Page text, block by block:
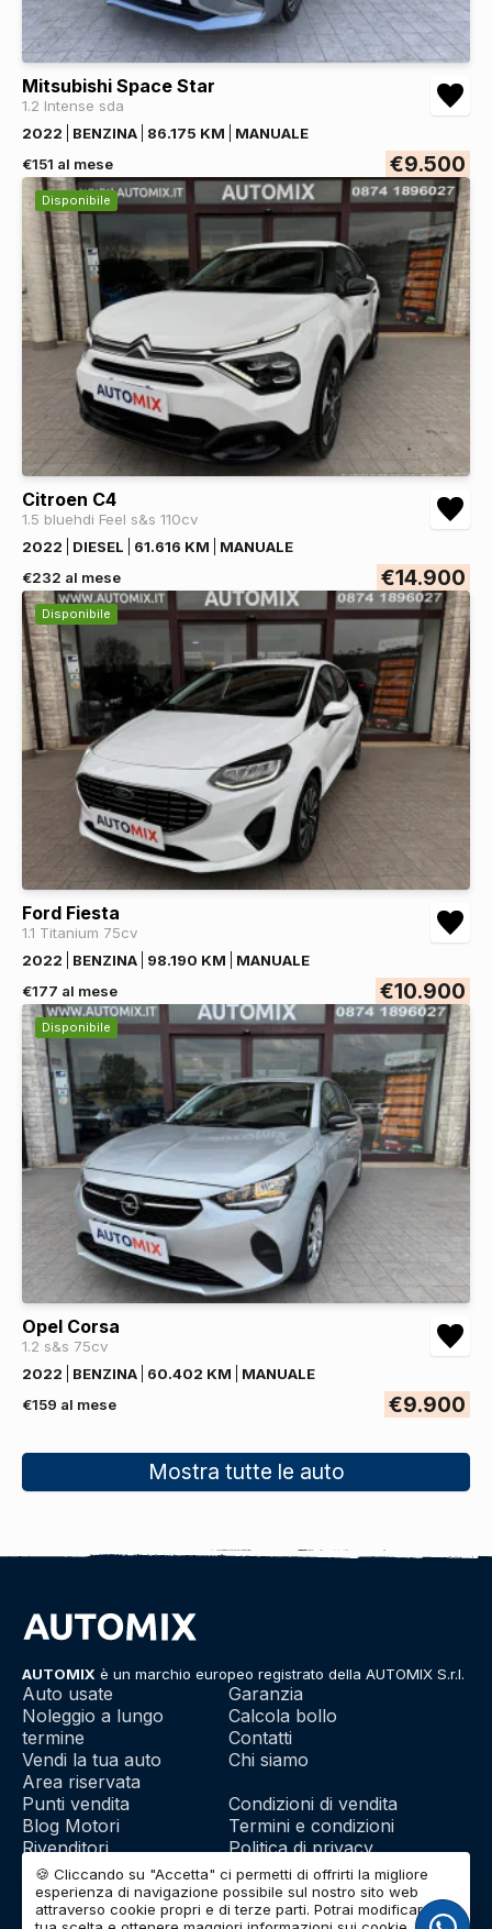
Mitsubishi Space Star
1.2 Intense sda
2022
BENZINA 86.175 KM
MANUALE
€151 al mese
€9.500
Disponibile
Citroen C4
1.5 bluehdi Feel s&s 110cv
2022
DIESEL 61.616 KM
MANUALE
€232 al mese
€14.900
Disponibile
Ford Fiesta
1.1 Titanium 75cv
2022
BENZINA 98.190 KM
MANUALE
€177 al mese
€10.900
Disponibile
Opel Corsa
1.2 s&s 75cv
2022
BENZINA 60.402 KM
MANUALE
€159 al mese
€9.900
Mostra tutte le auto
AUTOMIX è un marchio europeo registrato della AUTOMIX S.r.l.
Auto usate
Noleggio a lungo
termine
Vendi la tua auto
Area riservata
Garanzia
Calcola bollo
Contatti
Chi siamo
Punti vendita
Blog Motori
Rivenditori
Franchising
Condizioni di vendita
Termini e condizioni
Politica di privacy
Utilizzo dei cookie
🍪 Cliccando su "Accetta" ci permetti di offrirti la migliore
esperienza di navigazione possibile sul nostro sito web
attraverso cookie propri e di terze parti. Potrai modificare la